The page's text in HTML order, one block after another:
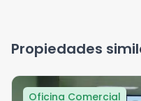
Propiedades
Oficina Comercial